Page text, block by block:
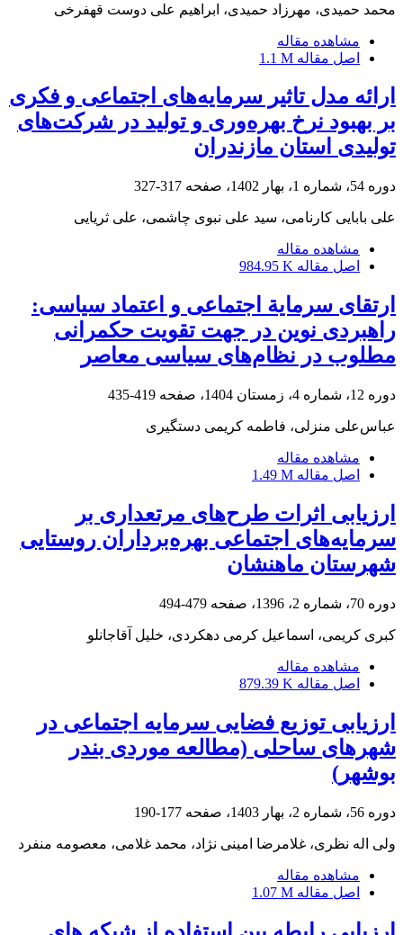
محمد حمیدی، مهرزاد حمیدی، ابراهیم علی دوست قهفرخی
مشاهده مقاله
اصل مقاله 1.1 M
ارائه مدل تاثیر سرمایه‌های اجتماعی و فکری
بر بهبود نرخ بهره‌وری و تولید در شرکت‌های
تولیدی استان مازندران
دوره 54، شماره 1، بهار 1402، صفحه 317-327
علی بابایی کارنامی، سید علی نبوی چاشمی، علی ثریایی
مشاهده مقاله
اصل مقاله 984.95 K
ارتقای سرمایة اجتماعی و اعتماد سیاسی:
راهبردی نوین در جهت تقویت حکمرانی
مطلوب در نظام‌های سیاسی معاصر
دوره 12، شماره 4، زمستان 1404، صفحه 419-435
عباس‌علی منزلی، فاطمه کریمی دستگیری
مشاهده مقاله
اصل مقاله 1.49 M
ارزیابی اثرات طرح‌های مرتعداری بر
سرمایه‌های اجتماعی بهره‌برداران روستایی
شهرستان ماهنشان
دوره 70، شماره 2، 1396، صفحه 479-494
کبری کریمی، اسماعیل کرمی دهکردی، خلیل آقاجانلو
مشاهده مقاله
اصل مقاله 879.39 K
ارزیابی توزیع فضایی سرمایه اجتماعی در
شهرهای ساحلی (مطالعه موردی بندر
بوشهر)
دوره 56، شماره 2، بهار 1403، صفحه 177-190
ولی اله نظری، غلامرضا امینی نژاد، محمد غلامی، معصومه منفرد
مشاهده مقاله
اصل مقاله 1.07 M